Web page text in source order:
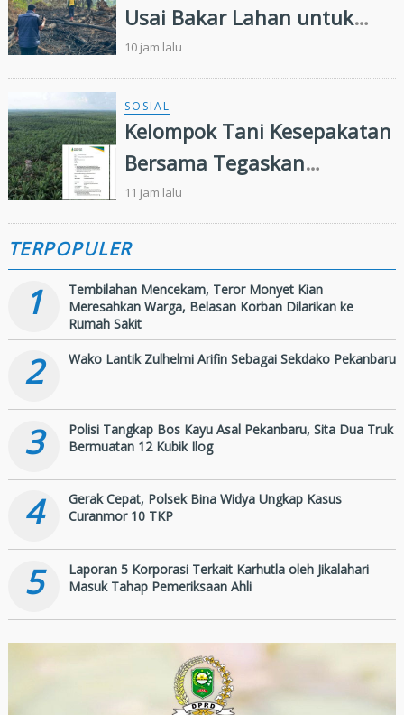
Usai Bakar Lahan untuk
Kebun Sawit
10 jam lalu
SOSIAL
Kelompok Tani Kesepakatan
Bersama Tegaskan
Penugasan Pengelolaan
Lahan Eks Ationg Legal
11 jam lalu
TERPOPULER
1
Tembilahan Mencekam, Teror Monyet Kian
Meresahkan Warga, Belasan Korban Dilarikan ke
Rumah Sakit
2 Wako Lantik Zulhelmi Arifin Sebagai Sekdako Pekanbaru
3
Polisi Tangkap Bos Kayu Asal Pekanbaru, Sita Dua Truk
Bermuatan 12 Kubik Ilog
4
Gerak Cepat, Polsek Bina Widya Ungkap Kasus
Curanmor 10 TKP
5
Laporan 5 Korporasi Terkait Karhutla oleh Jikalahari
Masuk Tahap Pemeriksaan Ahli